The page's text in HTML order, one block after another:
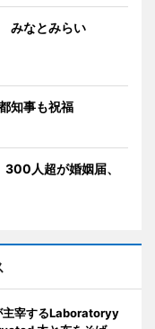
みなとみらい
知事も祝福
人超が婚姻届、
主宰するLaboratoryy